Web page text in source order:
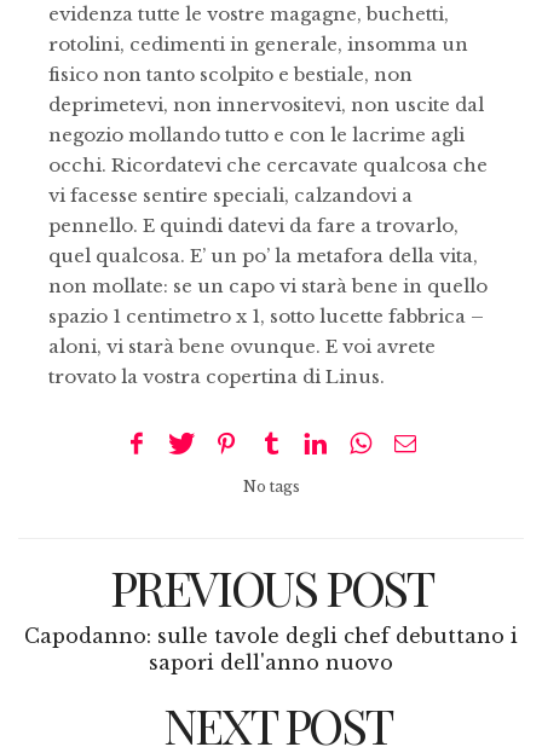
evidenza tutte le vostre magagne, buchetti,
rotolini, cedimenti in generale, insomma un
fisico non tanto scolpito e bestiale, non
deprimetevi, non innervositevi, non uscite dal
negozio mollando tutto e con le lacrime agli
occhi. Ricordatevi che cercavate qualcosa che
vi facesse sentire speciali, calzandovi a
pennello. E quindi datevi da fare a trovarlo,
quel qualcosa. E’ un po’ la metafora della vita,
non mollate: se un capo vi starà bene in quello
spazio 1 centimetro x 1, sotto lucette fabbrica –
aloni, vi starà bene ovunque. E voi avrete
trovato la vostra copertina di Linus.
No tags
PREVIOUS POST
Capodanno: sulle tavole degli chef debuttano i
sapori dell'anno nuovo
NEXT POST